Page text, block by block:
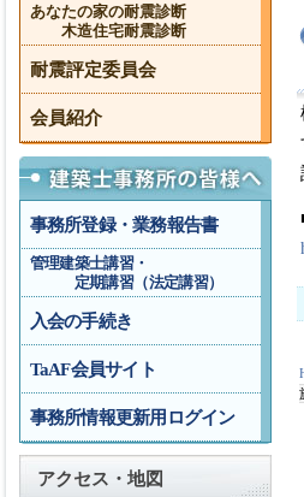
あなたの家の耐震診断
木造住宅耐震診断
耐震評定委員会
会員紹介
事務所登録・業務報告書
管理建築士講習・
定期講習（法定講習）
入会の手続き
TaAF会員サイト
事務所情報更新用ログイン
アクセス・地図